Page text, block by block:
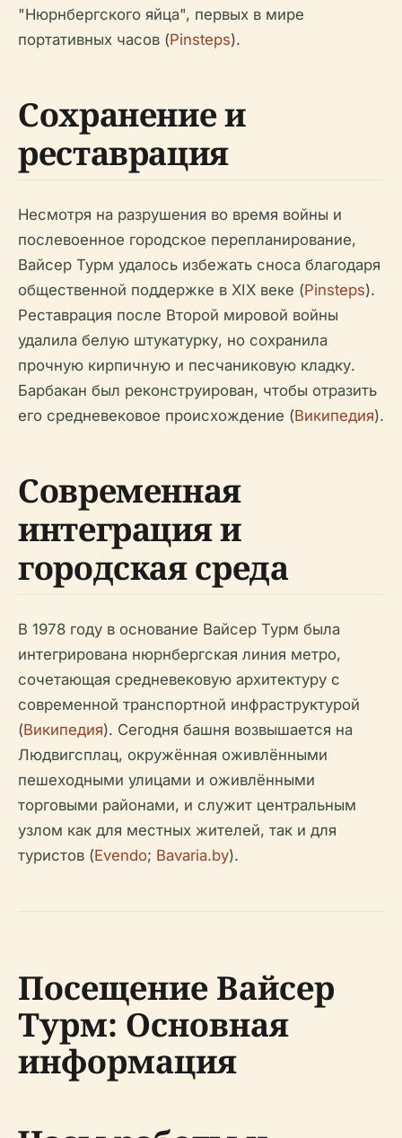
"Нюрнбергского яйца", первых в мире
портативных часов (Pinsteps).
Сохранение и
реставрация
Несмотря на разрушения во время войны и
послевоенное городское перепланирование,
Вайсер Турм удалось избежать сноса благодаря
общественной поддержке в XIX веке (Pinsteps).
Реставрация после Второй мировой войны
удалила белую штукатурку, но сохранила
прочную кирпичную и песчаниковую кладку.
Барбакан был реконструирован, чтобы отразить
его средневековое происхождение (Википедия).
Современная
интеграция и
городская среда
В 1978 году в основание Вайсер Турм была
интегрирована нюрнбергская линия метро,
сочетающая средневековую архитектуру с
современной транспортной инфраструктурой
(Википедия). Сегодня башня возвышается на
Людвигсплац, окружённая оживлёнными
пешеходными улицами и оживлёнными
торговыми районами, и служит центральным
узлом как для местных жителей, так и для
туристов (Evendo; Bavaria.by).
Посещение Вайсер
Турм: Основная
информация